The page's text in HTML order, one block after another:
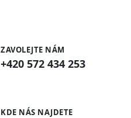
ZAVOLEJTE NÁM
+420 572 434 253
KDE NÁS NAJDETE